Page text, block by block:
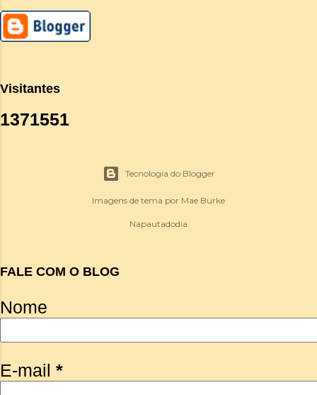
Visitantes
1371551
Tecnologia do Blogger
Imagens de tema por Mae Burke
Napautadodia
FALE COM O BLOG
Nome
E-mail *